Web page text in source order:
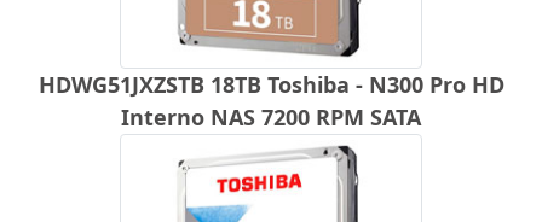
HDWG51JXZSTB 18TB Toshiba - N300 Pro HD
Interno NAS 7200 RPM SATA